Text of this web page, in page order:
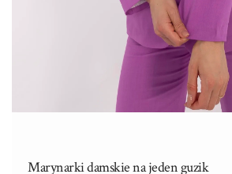
Marynarki damskie na jeden guzik